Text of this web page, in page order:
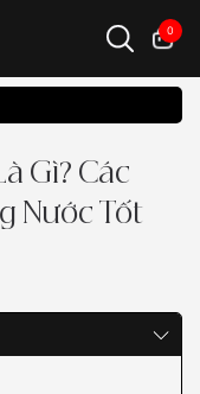
0
...
Gì? Các
Nước Tốt